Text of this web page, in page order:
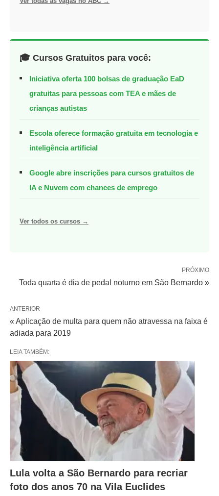
🎓 Cursos Gratuitos para você:
Iniciativa oferta 100 bolsas de graduação EaD
gratuitas para pessoas com TEA e mães de
crianças autistas
Escola oferece formação gratuita em tecnologia e
inteligência artificial
Google abre inscrições para cursos gratuitos de
IA e Nuvem com chances de emprego
Ver todos os cursos →
PRÓXIMO
Toda quarta é dia de pedal noturno em São Bernardo »
ANTERIOR
« Aplicação de multa para quem não atravessa na faixa é
adiada para 2019
LEIA TAMBÉM:
Lula volta a São Bernardo para recriar
foto dos anos 70 na Vila Euclides